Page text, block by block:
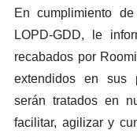
En cumplimiento
LOPD-GDD, le
recabados por
extendidos en sus
serán tratados en
facilitar, agilizar y